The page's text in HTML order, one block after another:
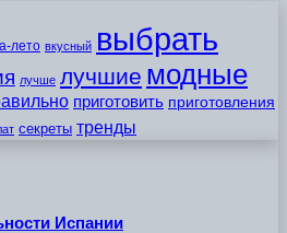
лето вкусный выбрать
лучше лучшие модные
приготовить приготовления
секреты тренды
Испании